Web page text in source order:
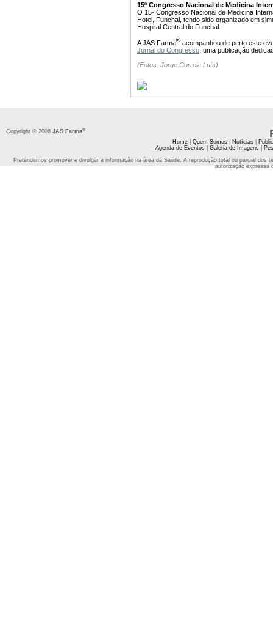
15º Congresso Nacional de Medicina
O 15º Congresso Nacional de Medicina
Hotel, Funchal, tendo sido organizado em
Hospital Central do Funchal.
A JAS Farma® acompanhou de perto este
Jornal do Congresso , uma publicação
(Fotos: Jorge Correia Luís)
Copyright © 2006 JAS Farma®
Home| Quem Somos| Notícias|
Agenda de Eventos| Galeria de Imagens|
Pretendemos promover e divulgar a informação na área da Saúde. A reprodução total ou parcial
autorização expressa